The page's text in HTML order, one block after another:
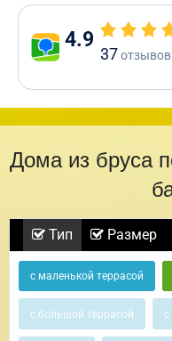
4.9
37отзывов
Дома из бруса
Тип Размер
с маленькой террасой
с большой террасой